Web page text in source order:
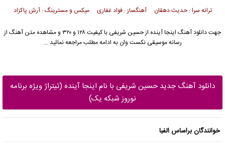
ترانه سرا : حدیث دهقان آهنگساز : فواد غفاری میکس و مسترینگ : آرش پاکزاد
جهت دانلود آهنگ اینجا آینده ازحسین شریفی
با کیفیت ۱۲۸ و ۳۲۰ و مشاهده متن آهنگ از
رسانه موسیقی نکست وان به ادامه مطلب مراجعه نمائید …
دانلود آهنگ جدید حسین شریفی با نام اینجا آینده (تیتراژ ویژه برنامه
نوروز شبکه یک)
خوانندگان براساس الفبا